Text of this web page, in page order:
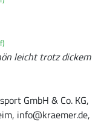
leicht trotz dickem
GmbH & Co. KG,
info@kraemer.de,